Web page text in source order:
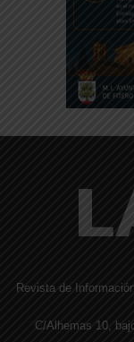
Revista de
C/Alhemas 10,